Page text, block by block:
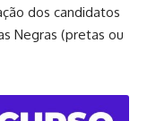
dos candidatos
Negras (pretas ou